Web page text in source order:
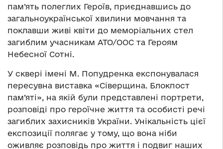
пам’ять полеглих Героїв, приєднавшись до
загальноукраїнської хвилини мовчання та
поклавши живі квіти до меморіальних стел
загиблим учасникам АТО/ООС та Героям
Небесної Сотні.
У сквері імені М. Попудренка експонувалася
пересувна виставка «Сіверщина. Блокпост
пам’яті», на якій були представлені портрети,
розповіді про героїчне життя та особисті речі
загиблих захисників України. Унікальність цієї
експозиції полягає у тому, що вона ніби
оживляє розповідь про життя і подвиг наших